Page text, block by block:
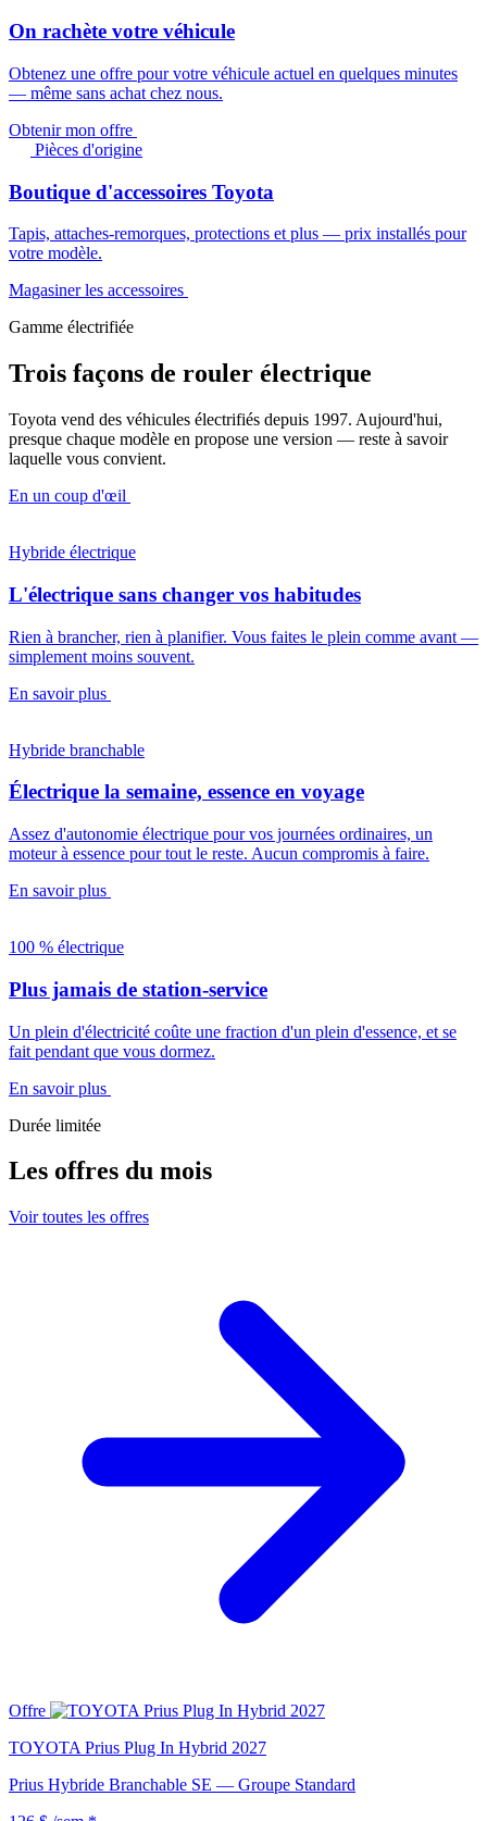
On rachète votre véhicule
Obtenez une offre pour votre véhicule actuel en quelques minutes
— même sans achat chez nous.
Obtenir mon offre
Pièces d'origine
Boutique d'accessoires Toyota
Tapis, attaches-remorques, protections et plus — prix installés pour
votre modèle.
Magasiner les accessoires
Gamme électrifiée
Trois façons de rouler électrique
Toyota vend des véhicules électrifiés depuis 1997. Aujourd'hui,
presque chaque modèle en propose une version — reste à savoir
laquelle vous convient.
En un coup d'œil
Hybride électrique
L'électrique sans changer vos habitudes
Rien à brancher, rien à planifier. Vous faites le plein comme avant —
simplement moins souvent.
En savoir plus
Hybride branchable
Électrique la semaine, essence en voyage
Assez d'autonomie électrique pour vos journées ordinaires, un
moteur à essence pour tout le reste. Aucun compromis à faire.
En savoir plus
100 % électrique
Plus jamais de station-service
Un plein d'électricité coûte une fraction d'un plein d'essence, et se
fait pendant que vous dormez.
En savoir plus
Durée limitée
Les offres du mois
Voir toutes les offres
Offre
TOYOTA Prius Plug In Hybrid 2027
Prius Hybride Branchable SE — Groupe Standard